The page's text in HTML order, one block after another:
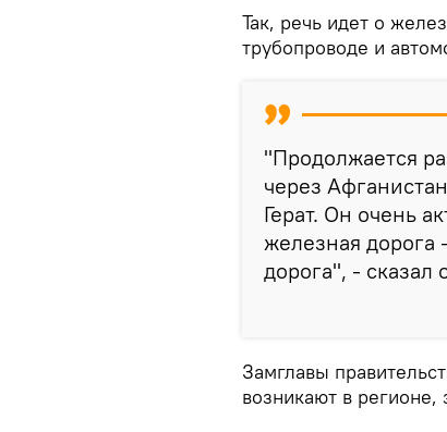
Так, речь идет о
трубопроводе и
"Продолжается
через
Герат. Он очень
железная дорога
дорога", - сказал
Замглавы
возникают в